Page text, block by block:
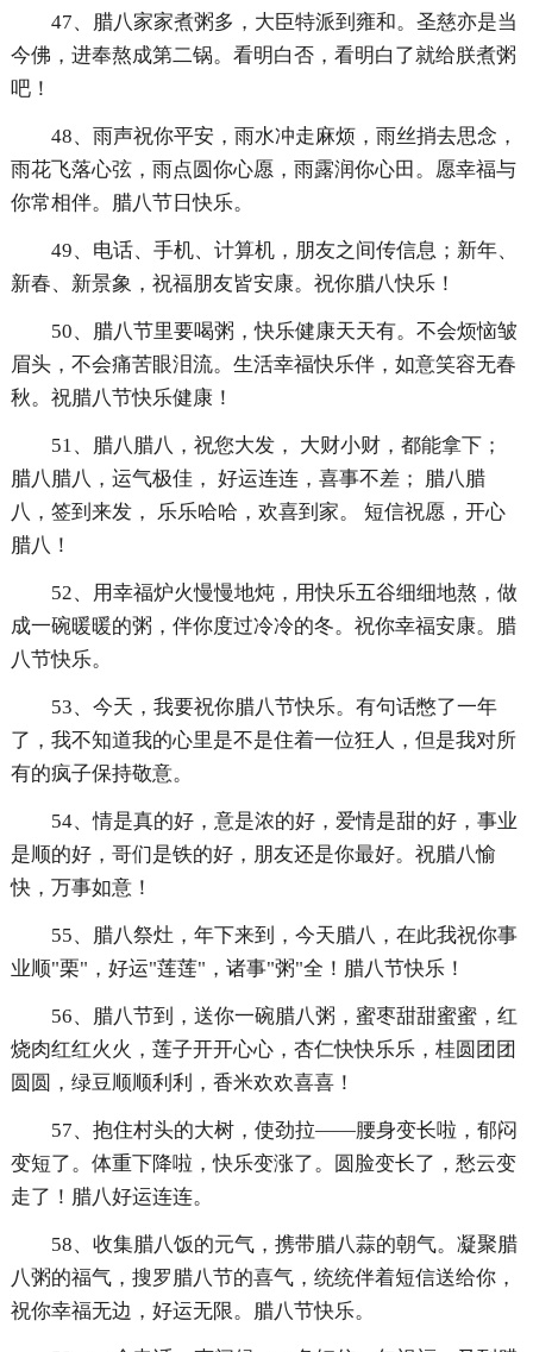
47、腊八家家煮粥多，大臣特派到雍和。圣慈亦是当
今佛，进奉熬成第二锅。看明白否，看明白了就给朕煮粥
吧！
48、雨声祝你平安，雨水冲走麻烦，雨丝捎去思念，
雨花飞落心弦，雨点圆你心愿，雨露润你心田。愿幸福与
你常相伴。腊八节日快乐。
49、电话、手机、计算机，朋友之间传信息；新年、
新春、新景象，祝福朋友皆安康。祝你腊八快乐！
50、腊八节里要喝粥，快乐健康天天有。不会烦恼皱
眉头，不会痛苦眼泪流。生活幸福快乐伴，如意笑容无春
秋。祝腊八节快乐健康！
51、腊八腊八，祝您大发， 大财小财，都能拿下；
腊八腊八，运气极佳， 好运连连，喜事不差； 腊八腊
八，签到来发， 乐乐哈哈，欢喜到家。 短信祝愿，开心
腊八！
52、用幸福炉火慢慢地炖，用快乐五谷细细地熬，做
成一碗暖暖的粥，伴你度过冷冷的冬。祝你幸福安康。腊
八节快乐。
53、今天，我要祝你腊八节快乐。有句话憋了一年
了，我不知道我的心里是不是住着一位狂人，但是我对所
有的疯子保持敬意。
54、情是真的好，意是浓的好，爱情是甜的好，事业
是顺的好，哥们是铁的好，朋友还是你最好。祝腊八愉
快，万事如意！
55、腊八祭灶，年下来到，今天腊八，在此我祝你事
业顺"栗"，好运"莲莲"，诸事"粥"全！腊八节快乐！
56、腊八节到，送你一碗腊八粥，蜜枣甜甜蜜蜜，红
烧肉红红火火，莲子开开心心，杏仁快快乐乐，桂圆团团
圆圆，绿豆顺顺利利，香米欢欢喜喜！
57、抱住村头的大树，使劲拉——腰身变长啦，郁闷
变短了。体重下降啦，快乐变涨了。圆脸变长了，愁云变
走了！腊八好运连连。
58、收集腊八饭的元气，携带腊八蒜的朝气。凝聚腊
八粥的福气，搜罗腊八节的喜气，统统伴着短信送给你，
祝你幸福无边，好运无限。腊八节快乐。